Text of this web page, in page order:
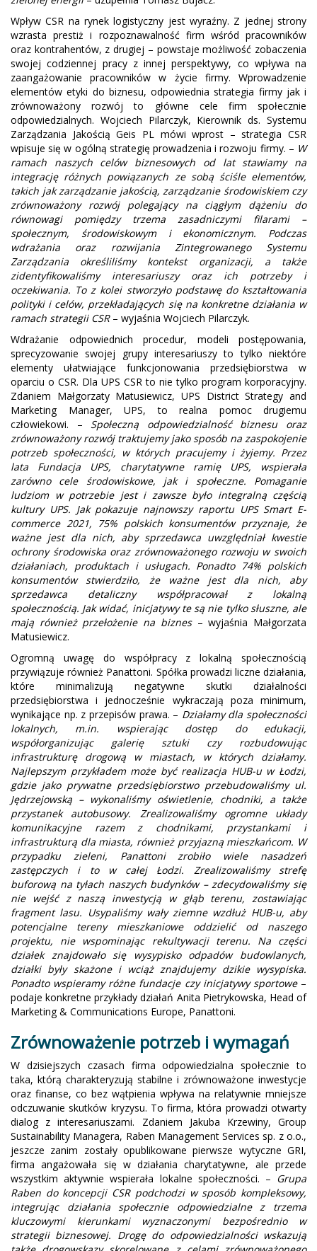
Wpływ CSR na rynek logistyczny jest wyraźny. Z jednej strony
wzrasta prestiż i rozpoznawalność firm wśród pracowników
oraz kontrahentów, z drugiej – powstaje możliwość zobaczenia
swojej codziennej pracy z innej perspektywy, co wpływa na
zaangażowanie pracowników w życie firmy. Wprowadzenie
elementów etyki do biznesu, odpowiednia strategia firmy jak i
zrównoważony rozwój to główne cele firm społecznie
odpowiedzialnych. Wojciech Pilarczyk, Kierownik ds. Systemu
Zarządzania Jakością Geis PL mówi wprost – strategia CSR
wpisuje się w ogólną strategię prowadzenia i rozwoju firmy. – W
ramach naszych celów biznesowych od lat stawiamy na
integrację różnych powiązanych ze sobą ściśle elementów,
takich jak zarządzanie jakością, zarządzanie środowiskiem czy
zrównoważony rozwój polegający na ciągłym dążeniu do
równowagi pomiędzy trzema zasadniczymi filarami –
społecznym, środowiskowym i ekonomicznym. Podczas
wdrażania oraz rozwijania Zintegrowanego Systemu
Zarządzania określiliśmy kontekst organizacji, a także
zidentyfikowaliśmy interesariuszy oraz ich potrzeby i
oczekiwania. To z kolei stworzyło podstawę do kształtowania
polityki i celów, przekładających się na konkretne działania w
ramach strategii CSR– wyjaśnia Wojciech Pilarczyk.
Wdrażanie odpowiednich procedur, modeli postępowania,
sprecyzowanie swojej grupy interesariuszy to tylko niektóre
elementy ułatwiające funkcjonowania przedsiębiorstwa w
oparciu o CSR. Dla UPS CSR to nie tylko program korporacyjny.
Zdaniem Małgorzaty Matusiewicz, UPS District Strategy and
Marketing Manager, UPS, to realna pomoc drugiemu
człowiekowi. – Społeczną odpowiedzialność biznesu oraz
zrównoważony rozwój traktujemy jako sposób na zaspokojenie
potrzeb społeczności, w których pracujemy i żyjemy. Przez
lata Fundacja UPS, charytatywne ramię UPS, wspierała
zarówno cele środowiskowe, jak i społeczne. Pomaganie
ludziom w potrzebie jest i zawsze było integralną częścią
kultury UPS. Jak pokazuje najnowszy raportu UPS Smart E-
commerce 2021, 75% polskich konsumentów przyznaje, że
ważne jest dla nich, aby sprzedawca uwzględniał kwestie
ochrony środowiska oraz zrównoważonego rozwoju w swoich
działaniach, produktach i usługach. Ponadto 74% polskich
konsumentów stwierdziło, że ważne jest dla nich, aby
sprzedawca detaliczny współpracował z lokalną
społecznością. Jak widać, inicjatywy te są nie tylko słuszne, ale
mają również przełożenie na biznes– wyjaśnia Małgorzata
Matusiewicz.
Ogromną uwagę do współpracy z lokalną społecznością
przywiązuje również Panattoni. Spółka prowadzi liczne działania,
które minimalizują negatywne skutki działalności
przedsiębiorstwa i jednocześnie wykraczają poza minimum,
wynikające np. z przepisów prawa. – Działamy dla społeczności
lokalnych, m.in. wspierając dostęp do edukacji,
współorganizując galerię sztuki czy rozbudowując
infrastrukturę drogową w miastach, w których działamy.
Najlepszym przykładem może być realizacja HUB-u w Łodzi,
gdzie jako prywatne przedsiębiorstwo przebudowaliśmy ul.
Jędrzejowską – wykonaliśmy oświetlenie, chodniki, a także
przystanek autobusowy. Zrealizowaliśmy ogromne układy
komunikacyjne razem z chodnikami, przystankami i
infrastrukturą dla miasta, również przyjazną mieszkańcom. W
przypadku zieleni, Panattoni zrobiło wiele nasadzeń
zastępczych i to w całej Łodzi. Zrealizowaliśmy strefę
buforową na tyłach naszych budynków – zdecydowaliśmy się
nie wejść z naszą inwestycją w głąb terenu, zostawiając
fragment lasu. Usypaliśmy wały ziemne wzdłuż HUB-u, aby
potencjalne tereny mieszkaniowe oddzielić od naszego
projektu, nie wspominając rekultywacji terenu. Na części
działek znajdowało się wysypisko odpadów budowlanych,
działki były skażone i wciąż znajdujemy dzikie wysypiska.
Ponadto wspieramy różne fundacje czy inicjatywy sportowe–
podaje konkretne przykłady działań Anita Pietrykowska, Head of
Marketing & Communications Europe, Panattoni.
Zrównoważenie potrzeb i wymagań
W dzisiejszych czasach firma odpowiedzialna społecznie to
taka, którą charakteryzują stabilne i zrównoważone inwestycje
oraz finanse, co bez wątpienia wpływa na relatywnie mniejsze
odczuwanie skutków kryzysu. To firma, która prowadzi otwarty
dialog z interesariuszami. Zdaniem Jakuba Krzewiny, Group
Sustainability Managera, Raben Management Services sp. z o.o.,
jeszcze zanim zostały opublikowane pierwsze wytyczne GRI,
firma angażowała się w działania charytatywne, ale przede
wszystkim aktywnie wspierała lokalne społeczności. – Grupa
Raben do koncepcji CSR podchodzi w sposób kompleksowy,
integrując działania społecznie odpowiedzialne z trzema
kluczowymi kierunkami wyznaczonymi bezpośrednio w
strategii biznesowej. Drogę do odpowiedzialności wskazują